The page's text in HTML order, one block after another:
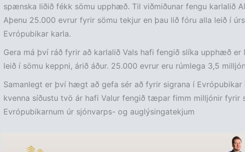
spænska liðið fékk sömu upphæð. Til viðmiðunar fengu karlalið
Aþenu 25.000 evrur fyrir sömu tekjur en þau lið fóru alla leið í
Evrópubikar karla.
Gera má því ráð fyrir að karlalið Vals hafi fengið slíka upphæð er
leið í sömu keppni, árið áður. 25.000 evrur eru rúmlega 3,5
Samanlegt er því hægt að gefa sér að fyrir sigrana í Evrópubikar
kvenna síðustu tvö ár hafi Valur fengið tæpar fimm milljónir fyrir
Evrópubikarnum úr sjónvarps- og auglýsingatekjum